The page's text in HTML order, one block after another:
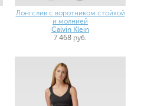
Лонгслив с воротником стойкой
и молнией
Calvin Klein
7 468 руб.